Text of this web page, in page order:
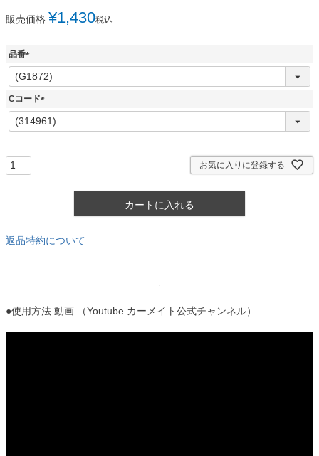
販売価格 ¥1,430税込
品番
(
必
須
Cコード
(
必
お気に入りに登録する
カートに入れる
返品特約について
●使用方法 動画 （Youtube カーメイト公式チャンネル）